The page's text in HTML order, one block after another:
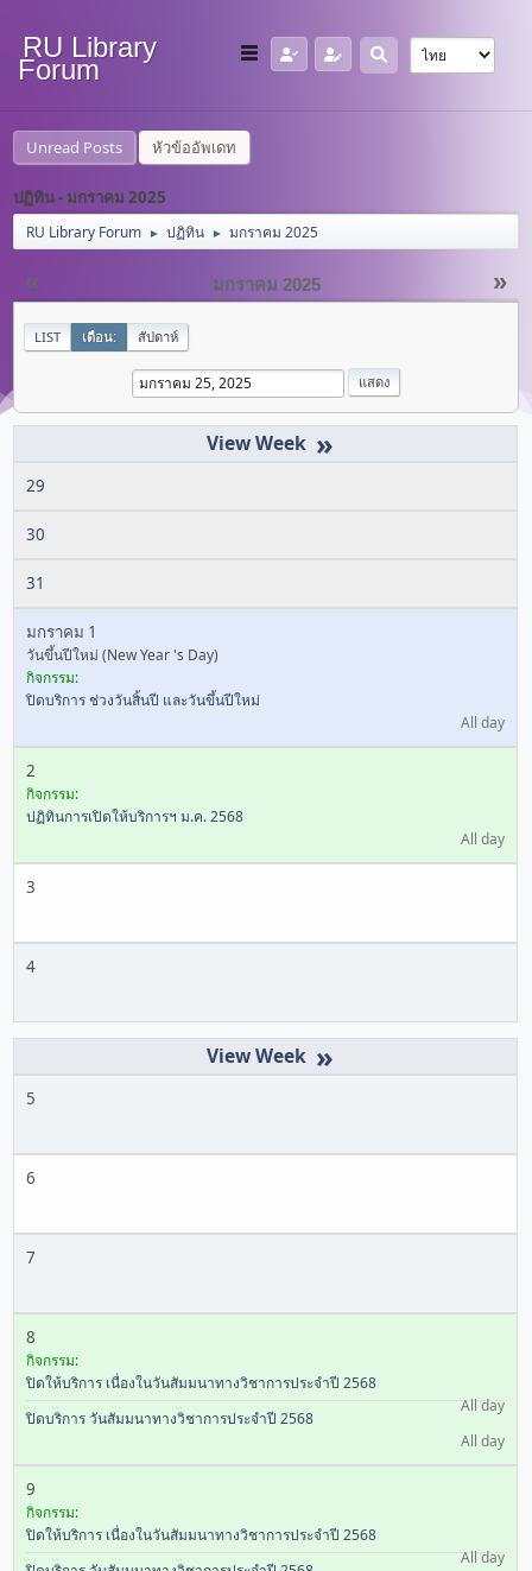
RU Library
Forum
Unread Posts หัวข้ออัพเดท
ปฏิทิน - มกราคม 2025
RU Library Forum ► ปฏิทิน ► มกราคม 2025
« »
มกราคม 2025
LIST เดือน: สัปดาห์
»
29
30
31
มกราคม 1
วันขึ้นปีใหม่ (New Year 's Day)
กิจกรรม:
ปิดบริการ ช่วงวันสิ้นปี และวันขึ้นปีใหม่
All day
2
กิจกรรม:
ปฏิทินการเปิดให้บริการฯ ม.ค. 2568
All day
3
4
»
5
6
7
8
กิจกรรม:
ปิดให้บริการ เนื่องในวันสัมมนาทางวิชาการประจำปี 2568
All day
ปิดบริการ วันสัมมนาทางวิชาการประจำปี 2568
All day
9
กิจกรรม:
ปิดให้บริการ เนื่องในวันสัมมนาทางวิชาการประจำปี 2568
All day